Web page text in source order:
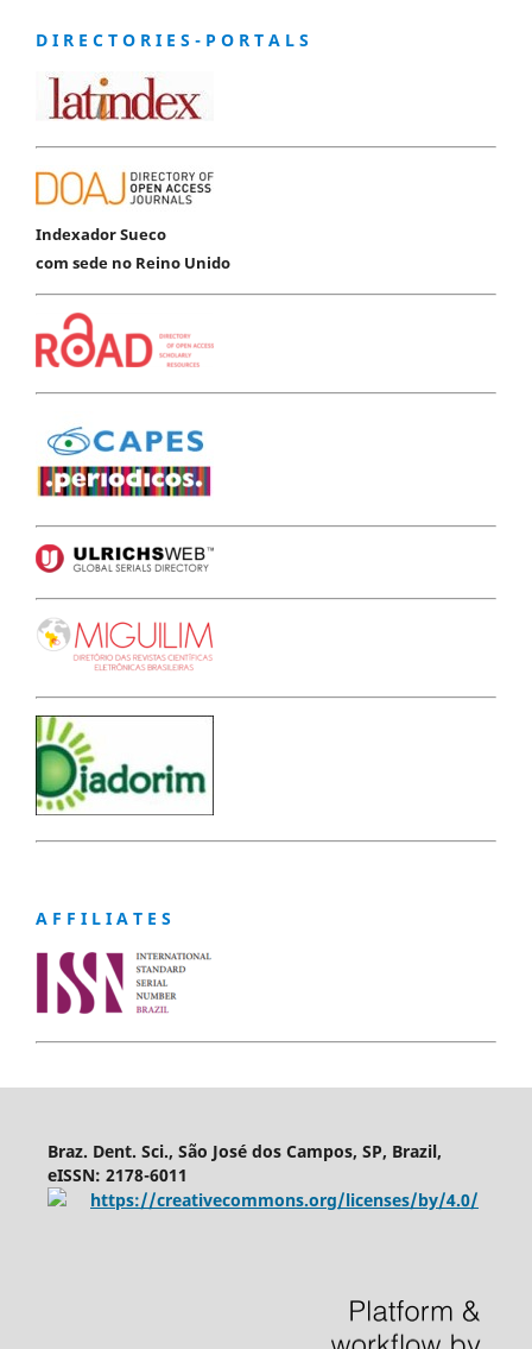
D I R E C T O R I E S - P O R T A L S
Indexador Sueco
com sede no Reino Unido
A F F I L I A T E S
Braz. Dent. Sci., São José dos Campos, SP, Brazil,
eISSN: 2178-6011
https://creativecommons.org/licenses/by/4.0/